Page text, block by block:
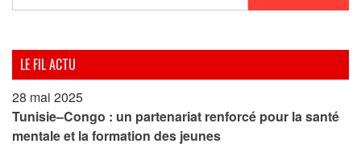
LE FIL ACTU
28 mai 2025
Tunisie–Congo : un partenariat renforcé pour la santé
mentale et la formation des jeunes